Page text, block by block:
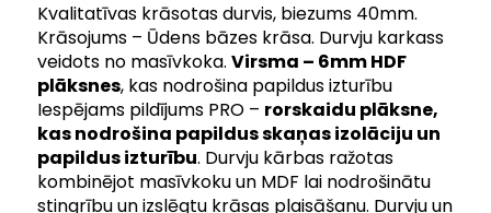
Kvalitatīvas krāsotas durvis, biezums 40mm.
Krāsojums – Ūdens bāzes krāsa. Durvju karkass
veidots no masīvkoka.Virsma – 6mm HDF
plāksnes, kas nodrošina papildus izturību
Iespējams pildījums PRO – rorskaidu plāksne,
kas nodrošina papildus skaņas izolāciju un
papildus izturību. Durvju kārbas ražotas
kombinējot masīvkoku un MDF lai nodrošinātu
stingrību un izslēgtu krāsas plaisāšanu. Durvju un